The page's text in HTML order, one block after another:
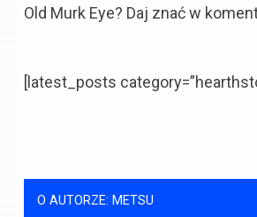
Old Murk Eye? Daj znać w
[latest_posts
O AUTORZE: METSU